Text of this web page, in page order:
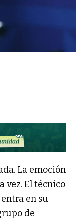
La emoción
vez. El técnico
en su
de